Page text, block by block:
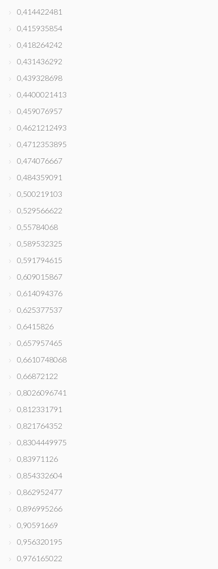
0,414422481
0,415935854
0,418264242
0,431436292
0,439328698
0,4400021413
0,459076957
0,4621212493
0,4712353895
0,474076667
0,484359091
0,500219103
0,529566622
0,55784068
0,589532325
0,591794615
0,609015867
0,614094376
0,625377537
0,6415826
0,657957465
0,6610748068
0,66872122
0,8026096741
0,812331791
0,821764352
0,8304449975
0,83971126
0,854332604
0,862952477
0,896995266
0,90591669
0,956320195
0,976165022